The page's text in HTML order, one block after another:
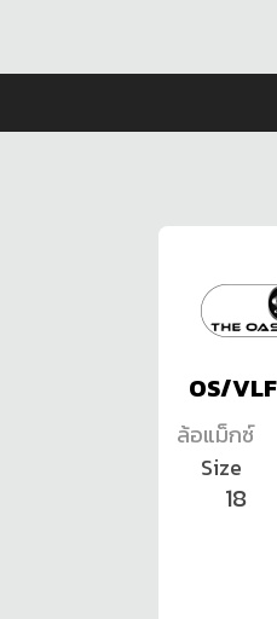
OS/
ล้อแม็กซ์
Size
18